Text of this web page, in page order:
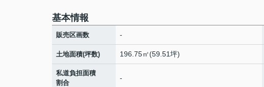
基本情報
販売区画数 -
土地面積(坪数) 196.75㎡(59.51坪)
私道負担面積
割合
-